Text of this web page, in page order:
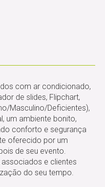
com ar condicionado,
de slides, Flipchart,
Masculino/Deficientes),
um ambiente bonito,
conforto e segurança
oferecido por um
de seu evento.
e clientes
do seu tempo.